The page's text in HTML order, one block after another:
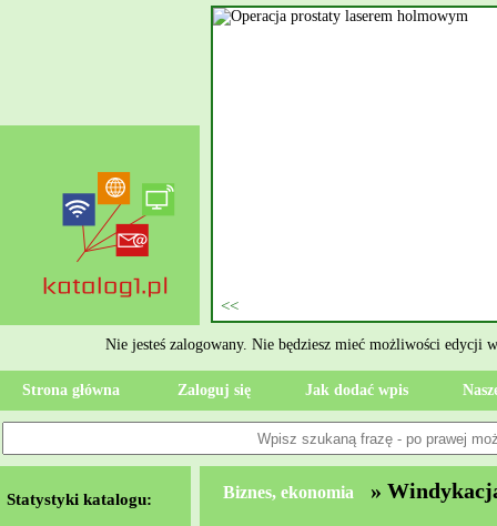
rzetelne układanie płytek
Rzeszów i dbamy o to,
gdy Twoja przestrzeń
przywracając ponownie
Nie jesteś zalogowany. Nie będziesz mieć możliwości edycji
Strona główna Zaloguj się Jak dodać wpis
Statystyki katalogu: Biznes, ekonomia »